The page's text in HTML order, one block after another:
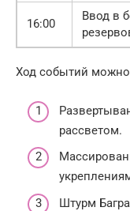
16:00
Ввод в
Ход событий можно
рассветом.
Штурм